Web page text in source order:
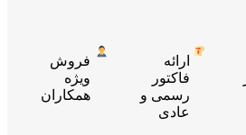
ارائه
فاکتور
رسمی و
عادی
فروش
ویژه
همکاران